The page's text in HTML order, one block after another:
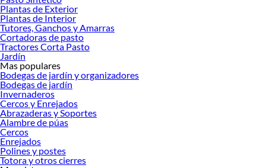
Herramientas, materiales y accesorios de calidad para tus proyectos y
renovación de espacios. ¡Visítanos y descubre todo lo que tenemos para
ofrecerte!
Encuentra una amplia variedad de productos de Tractores Corta Pasto en
Sodimac. Encuentra todo lo necesario para tus proyectos de renovación y
decoración. ¡Visítanos y haz tus ideas realidad!
Plantas de Exterior
Plantas de Interior
Tutores, Ganchos y Amarras
Cortadoras de pasto
Tractores Corta Pasto
Jardín
Mas populares
Bodegas de jardín y organizadores
Bodegas de jardín
Invernaderos
Cercos y Enrejados
Abrazaderas y Soportes
Alambre de púas
Cercos
Enrejados
Polines y postes
Totora y otros cierres